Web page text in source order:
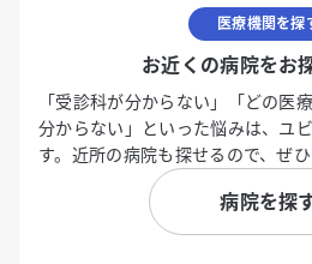
医療機関を探
お近くの病院をお
「受診科が分からない」「どの医
分からない」といった悩みは、ユ
す。近所の病院も探せるので、ぜひ
病院を探